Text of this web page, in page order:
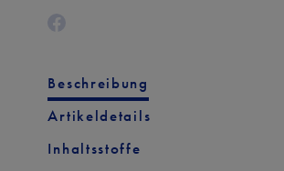
Beschreibung
Artikeldetails
Inhaltsstoffe